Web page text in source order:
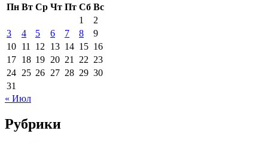
Пн Вт Ср Чт Пт Сб Вс
1
2
3
4 5 6 7 8
9
10 11 12 13 14 15 16
17 18 19 20 21 22 23
24 25 26 27 28 29 30
31
« Июл
Рубрики